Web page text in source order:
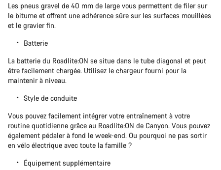
Les pneus gravel de 40 mm de large vous permettent de filer sur
le bitume et offrent une adhérence sûre sur les surfaces mouillées
et le gravier fin.
Batterie
La batterie du Roadlite:ON se situe dans le tube diagonal et peut
être facilement chargée. Utilisez le chargeur fourni pour la
maintenir à niveau.
Style de conduite
Vous pouvez facilement intégrer votre entraînement à votre
routine quotidienne grâce au Roadlite:ON de Canyon. Vous pouvez
également pédaler à fond le week-end. Ou pourquoi ne pas sortir
en vélo électrique avec toute la famille ?
Équipement supplémentaire